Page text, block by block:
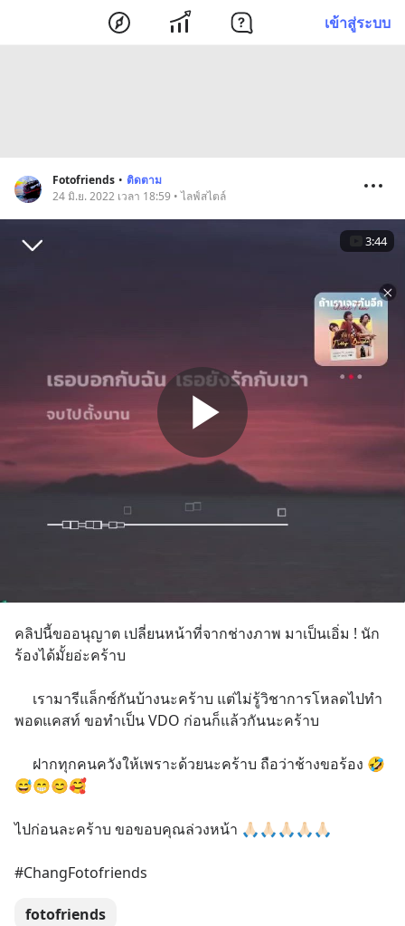
เข้าสู่ระบบ
Fotofriends • ติดตาม
24 มิ.ย. 2022 เวลา 18:59 • ไลฟ์สไตล์
3:44
คลิปนี้ขออนุญาต เปลี่ยนหน้าที่จากช่างภาพ มาเป็นเอิ่ม ! นัก
ร้องได้มั้ยอ่ะคร้าบ
พอดแคสท์ ขอทำเป็น VDO ก่อนก็แล้วกันนะคร้าบ
😅😁😊🥰
ไปก่อนละคร้าบ ขอขอบคุณล่วงหน้า 🙏🏻🙏🏻🙏🏻🙏🏻🙏🏻
#ChangFotofriends
fotofriends